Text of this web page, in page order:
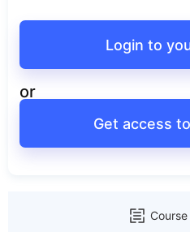
Login to
or
Get access